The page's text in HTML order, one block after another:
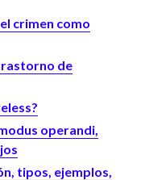
crimen como
de
operandi,
tipos, ejemplos,